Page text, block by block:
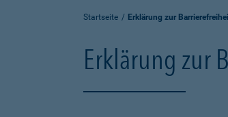
Startseite Erklärung zur
Erklärung zur